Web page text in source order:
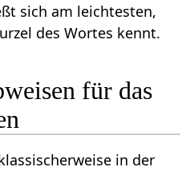
sich am leichtesten,
des Wortes kennt.
für das
in der